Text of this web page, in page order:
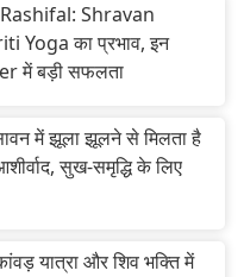
Shravan
Yoga का प्रभाव, इन
में बड़ी सफलता
में झूला झूलने से मिलता है
सुख-समृद्धि के लिए
यात्रा और शिव भक्ति में